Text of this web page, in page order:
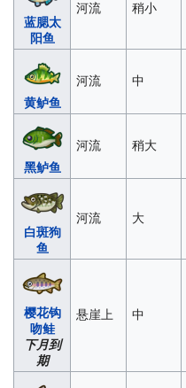
蓝腮太
阳鱼
河流 稍小
黄鲈鱼
河流 中
黑鲈鱼
河流 稍大
白斑狗
鱼
河流 大
樱花钩
吻鲑
下月到
期
悬崖上 中